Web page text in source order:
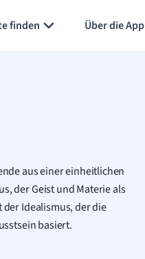
finden Über die App
aus einer einheitlichen
der Geist und Materie als
Idealismus, der die
basiert.